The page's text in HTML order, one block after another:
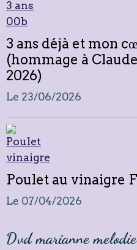
3 ans déjà et mon
(hommage à
2026)
Le 23/06/2026
Poulet au vinaigre
Le 07/04/2026
Dvd marianne